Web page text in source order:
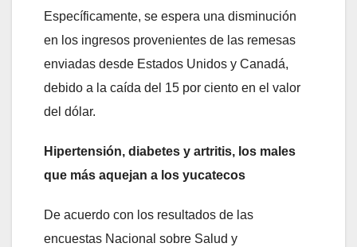
Específicamente, se espera una disminución
en los ingresos provenientes de las remesas
enviadas desde Estados Unidos y Canadá,
debido a la caída del 15 por ciento en el valor
del dólar.
Hipertensión, diabetes y artritis, los males
que más aquejan a los yucatecos
De acuerdo con los resultados de las
encuestas Nacional sobre Salud y